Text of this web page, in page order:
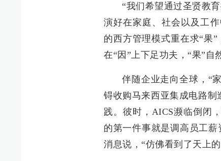
“我们希望通过圣贤教
演好在家庭、社会以及工
的西方管理模式重在求“果”
在“因”上下足功夫，“果”自
伴随企业走向全球，“
锝收购马来西亚集成电路制
践。彼时，AICS濒临倒闭
的第一件事就是调高员工
消息说，“仿佛看到了天上的